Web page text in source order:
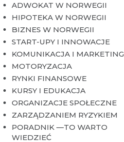
ADWOKAT W NORWEGII
HIPOTEKA W NORWEGII
BIZNES W NORWEGII
START-UPY I INNOWACJE
KOMUNIKACJA I MARKETING
MOTORYZACJA
RYNKI FINANSOWE
KURSY I EDUKACJA
ORGANIZACJE SPOŁECZNE
ZARZĄDZANIEM RYZYKIEM
PORADNIK —TO WARTO
WIEDZIEĆ